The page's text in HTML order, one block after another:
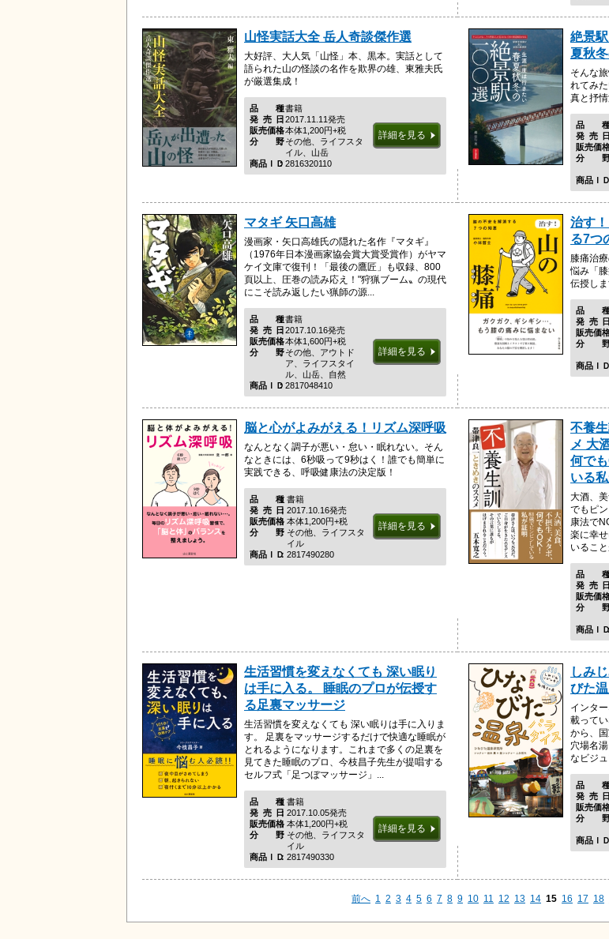
山怪実話大全 岳人奇談傑作選
大好評、大人気「山怪」本、黒本。実話として
語られた山の怪談の名作を欺界の雄、東雅夫氏
が厳選集成！
品種
書籍
発売日2017.11.11発売
販売価格本体1,200円+税
分野その他、ライフスタ
イル、山岳
商品ＩＤ 2816320110
詳細を見る
絶景
夏秋
そんな
れてみ
真と抒
品
発売
販売価
分
商品Ｉ
マタギ 矢口高雄
漫画家・矢口高雄氏の隠れた名作『マタギ』
（1976年日本漫画家協会賞大賞受賞作）がヤマ
ケイ文庫で復刊！「最後の鷹匠」も収録、800
頁以上、圧巻の読み応え！"狩猟ブーム〟の現代
にこそ読み返したい猟師の源...
品種
書籍
発売日2017.10.16発売
販売価格本体1,600円+税
分野その他、アウトド
ア、ライフスタイ
ル、山岳、自然
商品ＩＤ 2817048410
詳細を見る
治す
る7つ
膝痛治
悩み「
伝授し
品
発売
販売価
分
商品Ｉ
脳と心がよみがえる！リズム深呼吸
なんとなく調子が悪い・怠い・眠れない。そん
なときには、6秒吸って9秒はく！誰でも簡単に
実践できる、呼吸健康法の決定版！
品種
書籍
発売日2017.10.16発売
販売価格 本体1,200円+税
分野その他、ライフスタ
イル
商品ＩＤ 2817490280
詳細を見る
不養
メ 大
何で
いる私
大酒、
でもピ
康法で
楽に幸
いるこ
品
発売
販売価
分
商品ＩＤ
生活習慣を変えなくても 深い眠り
は手に入る。 睡眠のプロが伝授す
る足裏マッサージ
生活習慣を変えなくても 深い眠りは手に入りま
す。 足裏をマッサージするだけで快適な睡眠が
とれるようになります。これまで多くの足裏を
見てきた睡眠のプロ、今枝昌子先生が提唱する
セルフ式「足つぼマッサージ」...
品種
書籍
発売日2017.10.05発売
販売価格 本体1,200円+税
分野その他、ライフスタ
イル
商品ＩＤ 2817490330
詳細を見る
しみ
びた
インタ
載って
から、
穴場名
なビジュ
品
発売
販売価
分
商品Ｉ
前へ 1 2 3 4 5 6 7 8 9 10 11 12 13 14 15 16 17 18